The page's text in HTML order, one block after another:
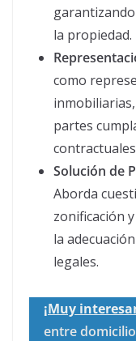
la propiedad.
como
partes
Solución de
Aborda
zonificación
la
legales.
¡Muy
entre